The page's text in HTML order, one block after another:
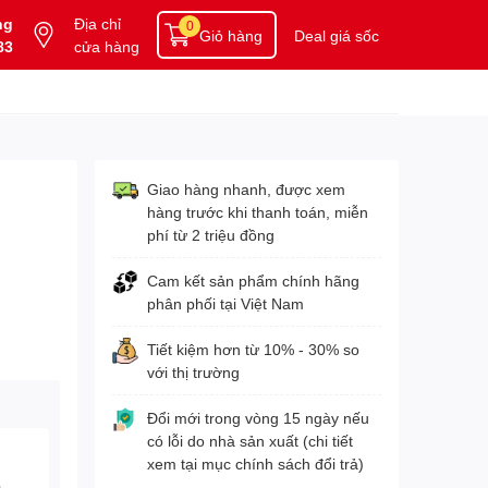
Địa chỉ
cửa hàng
Giỏ hàng
0 Deal giá sốc
Giao hàng nhanh, được xem
hàng trước khi thanh toán, miễn
phí từ 2 triệu đồng
Cam kết sản phẩm chính hãng
phân phối tại Việt Nam
Tiết kiệm hơn từ 10% - 30% so
với thị trường
Đổi mới trong vòng 15 ngày nếu
có lỗi do nhà sản xuất (chi tiết
xem tại mục chính sách đổi trả)